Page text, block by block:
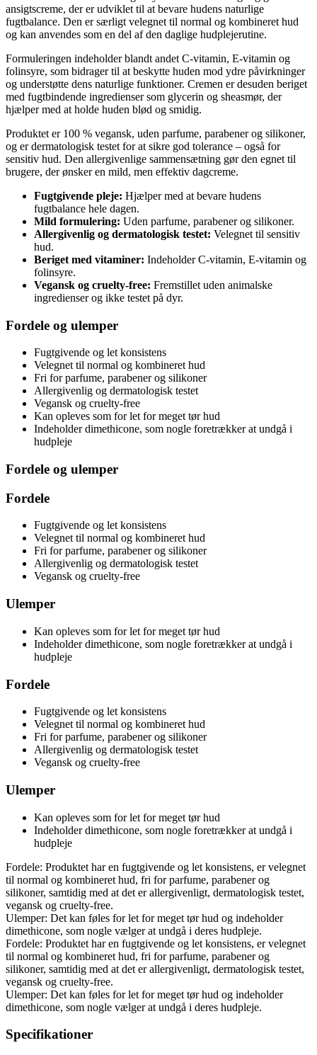
ansigtscreme, der er udviklet til at bevare hudens naturlige
fugtbalance. Den er særligt velegnet til normal og kombineret hud
og kan anvendes som en del af den daglige hudplejerutine.
Formuleringen indeholder blandt andet C-vitamin, E-vitamin og
folinsyre, som bidrager til at beskytte huden mod ydre påvirkninger
og understøtte dens naturlige funktioner. Cremen er desuden beriget
med fugtbindende ingredienser som glycerin og sheasmør, der
hjælper med at holde huden blød og smidig.
Produktet er 100 % vegansk, uden parfume, parabener og silikoner,
og er dermatologisk testet for at sikre god tolerance – også for
sensitiv hud. Den allergivenlige sammensætning gør den egnet til
brugere, der ønsker en mild, men effektiv dagcreme.
Fugtgivende pleje: Hjælper med at bevare hudens
fugtbalance hele dagen.
Mild formulering: Uden parfume, parabener og silikoner.
Allergivenlig og dermatologisk testet: Velegnet til sensitiv
hud.
Beriget med vitaminer: Indeholder C-vitamin, E-vitamin og
folinsyre.
Vegansk og cruelty-free: Fremstillet uden animalske
ingredienser og ikke testet på dyr.
Fordele og ulemper
Fugtgivende og let konsistens
Velegnet til normal og kombineret hud
Fri for parfume, parabener og silikoner
Allergivenlig og dermatologisk testet
Vegansk og cruelty-free
Kan opleves som for let for meget tør hud
Indeholder dimethicone, som nogle foretrækker at undgå i
hudpleje
Fordele og ulemper
Fordele
Fugtgivende og let konsistens
Velegnet til normal og kombineret hud
Fri for parfume, parabener og silikoner
Allergivenlig og dermatologisk testet
Vegansk og cruelty-free
Ulemper
Kan opleves som for let for meget tør hud
Indeholder dimethicone, som nogle foretrækker at undgå i
hudpleje
Fordele
Fugtgivende og let konsistens
Velegnet til normal og kombineret hud
Fri for parfume, parabener og silikoner
Allergivenlig og dermatologisk testet
Vegansk og cruelty-free
Ulemper
Kan opleves som for let for meget tør hud
Indeholder dimethicone, som nogle foretrækker at undgå i
hudpleje
Fordele: Produktet har en fugtgivende og let konsistens, er velegnet
til normal og kombineret hud, fri for parfume, parabener og
silikoner, samtidig med at det er allergivenligt, dermatologisk testet,
vegansk og cruelty-free.
Ulemper: Det kan føles for let for meget tør hud og indeholder
dimethicone, som nogle vælger at undgå i deres hudpleje.
Fordele: Produktet har en fugtgivende og let konsistens, er velegnet
til normal og kombineret hud, fri for parfume, parabener og
silikoner, samtidig med at det er allergivenligt, dermatologisk testet,
vegansk og cruelty-free.
Ulemper: Det kan føles for let for meget tør hud og indeholder
dimethicone, som nogle vælger at undgå i deres hudpleje.
Specifikationer